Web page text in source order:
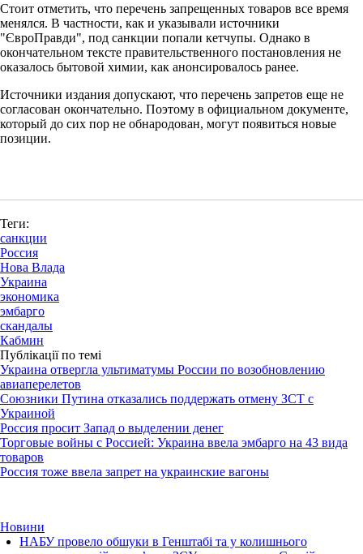
Стоит отметить, что перечень запрещенных товаров все время
менялся. В частности, как и указывали источники
"ЄвроПравди", под санкции попали кетчупы. Однако в
окончательном тексте правительственного постановления не
оказалось бытовой химии, как анонсировалось ранее.
Источники издания допускают, что перечень запретов еще не
согласован окончательно. Поэтому в официальном документе,
который до сих пор не обнародован, могут появиться новые
позиции.
Теги:
санкции
Россия
Нова Влада
Украина
экономика
эмбарго
скандалы
Кабмин
Публікації по темі
Украина отвергла ультиматумы России по возобновлению
авиаперелетов
Союзники Путина отказались поддержать отмену ЗСТ с
Украиной
Россия просит Запад о выделении денег
Торговые войны с Россией: Украина ввела эмбарго на 43 вида
товаров
Россия тоже ввела запрет на украинские вагоны
Новини
НАБУ провело обшуки в Генштабі та у колишнього